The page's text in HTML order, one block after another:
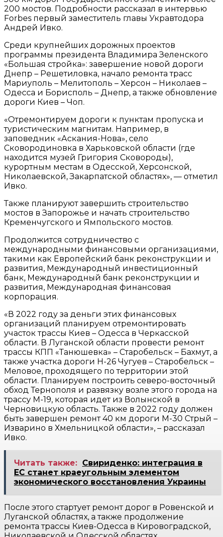
200 мостов. Подробности рассказал в интервью
Forbes первый заместитель главы Укравтодора
Андрей Ивко.
Среди крупнейших дорожных проектов
программы президента Владимира Зеленского
«Большая стройка»: завершение новой дороги
Днепр – Решетиловка, начало ремонта трасс
Мариуполь – Мелитополь – Херсон – Николаев –
Одесса и Борисполь – Днепр, а также обновление
дороги Киев – Чоп.
«Отремонтируем дороги к пунктам пропуска и
туристическим магнитам. Например, в
заповедник «Аскания-Нова», село
Сковородиновка в Харьковской области (где
находится музей Григория Сковороды),
курортным местам в Одесской, Херсонской,
Николаевской, Закарпатской областях», — отметил
Ивко.
Также планируют завершить строительство
мостов в Запорожье и начать строительство
Кременчугского и Ямпольского мостов.
Продолжится сотрудничество с
международными финансовыми организациями,
такими как Европейский банк реконструкции и
развития, Международный инвестиционный
банк, Международный банк реконструкции и
развития, Международная финансовая
корпорация.
«В 2022 году за деньги этих финансовых
организаций планируем отремонтировать
участок трассы Киев – Одесса в Черкасской
области. В Луганской области провести ремонт
трассы КПП «Танюшевка» – Старобельск – Бахмут, а
также участка дороги Н-26 Чугуев – Старобельск –
Меловое, проходящего по территории этой
области. Планируем построить северо-восточный
обход Тернополя и развязку возле этого города на
трассу М-19, которая идет из Волынской в ​​
Черновицкую область. Также в 2022 году должен
быть завершен ремонт 40 км дороги М-30 Стрый –
Изварино в Хмельницкой области», – рассказал
Ивко.
Читать также: Свириденко: интеграция в
ЕС станет краеугольным элементом
экономического восстановления Украины
После этого стартует ремонт дорог в Ровенской и
Луганской областях, а также продолжение
ремонта трассы Киев-Одесса в Кировоградской,